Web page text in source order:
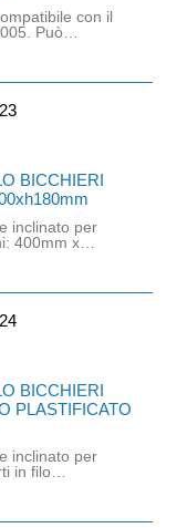
con il
Può
BICCHIERI
inclinato per
400mm x
BICCHIERI
PLASTIFICATO
inclinato per
in filo
Ø80mm x